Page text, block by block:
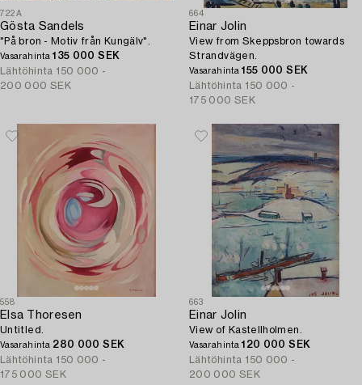
722A
Gösta Sandels
"På bron - Motiv från Kungälv".
Vasarahinta135 000 SEK
Lähtöhinta 150 000 -
200 000 SEK
664
Einar Jolin
View from Skeppsbron towards
Strandvägen.
Vasarahinta155 000 SEK
Lähtöhinta 150 000 -
175 000 SEK
558
Elsa Thoresen
Untitled.
Vasarahinta 280 000 SEK
Lähtöhinta 150 000 -
175 000 SEK
663
Einar Jolin
View of Kastellholmen.
Vasarahinta120 000 SEK
Lähtöhinta 150 000 -
200 000 SEK